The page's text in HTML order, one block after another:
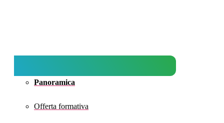
Panoramica
Offerta formativa